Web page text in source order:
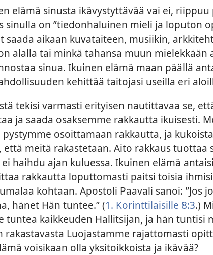
elämä sinusta ikävystyttävää vai ei,
sinulla on ”tiedonhaluinen mieli ja loputon
saada aikaan kuvataiteen, musiikin,
alalla tai minkä tahansa muun mielekkään
sinua. Ikuinen elämä maan päällä
kehittää taitojasi useilla eri
tekisi varmasti erityisen nautittavaa se,
ja saada osaksemme rakkautta ikuisesti.
osoittamaan rakkautta, ja
meitä rakastetaan. Aito rakkaus tuottaa
haihdu ajan kuluessa. Ikuinen elämä
rakkautta loputtomasti paitsi toisia
kohtaan. Apostoli Paavali sanoi: ”Jos
hänet Hän tuntee.” (1. Korinttilaisille 8:3.)
tuntea kaikkeuden Hallitsijan, ja hän tuntisi
rakastavasta Luojastamme rajattomasti
voisikaan olla yksitoikkoista ja ikävää?